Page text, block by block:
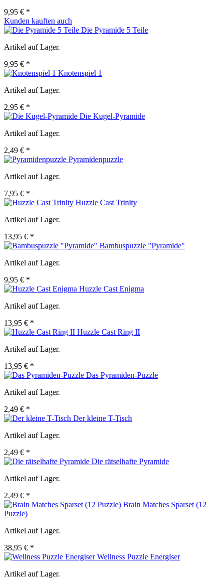
9,95 € *
Kunden kauften auch
Die Pyramide 5 Teile
Artikel auf Lager.
9,95 € *
Knotenspiel 1
Artikel auf Lager.
2,95 € *
Die Kugel-Pyramide
Artikel auf Lager.
2,49 € *
Pyramidenpuzzle
Artikel auf Lager.
7,95 € *
Huzzle Cast Trinity
Artikel auf Lager.
13,95 € *
Bambuspuzzle "Pyramide"
Artikel auf Lager.
9,95 € *
Huzzle Cast Enigma
Artikel auf Lager.
13,95 € *
Huzzle Cast Ring II
Artikel auf Lager.
13,95 € *
Das Pyramiden-Puzzle
Artikel auf Lager.
2,49 € *
Der kleine T-Tisch
Artikel auf Lager.
2,49 € *
Die rätselhafte Pyramide
Artikel auf Lager.
2,49 € *
Brain Matches Sparset (12
Puzzle)
Artikel auf Lager.
38,95 € *
Wellness Puzzle Energiser
Artikel auf Lager.